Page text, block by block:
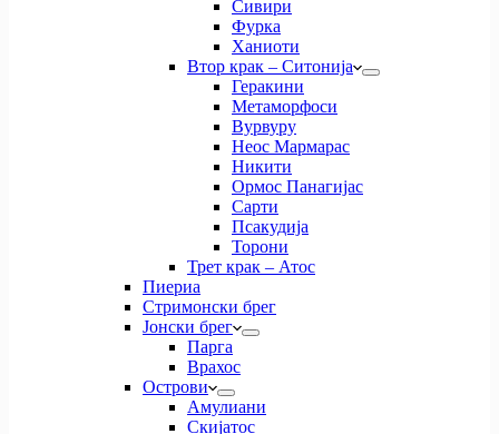
Сивири
Фурка
Ханиоти
Втор крак – Ситонија
Геракини
Метаморфоси
Вурвуру
Неос Мармарас
Никити
Ормос Панагијас
Сарти
Псакудија
Торони
Трет крак – Атос
Пиериа
Стримонски брег
Јонски брег
Парга
Врахос
Острови
Амулиани
Скијатос